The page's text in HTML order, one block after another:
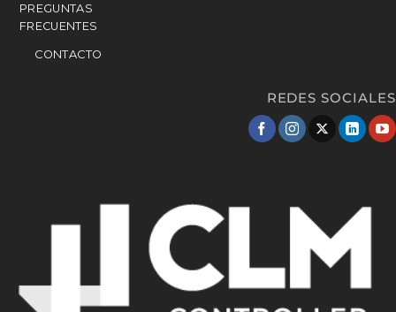
PREGUNTAS
FRECUENTES
CONTACTO
REDES SOCIALES